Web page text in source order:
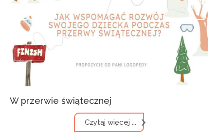
W przerwie świątecznej
Czytaj więcej ...